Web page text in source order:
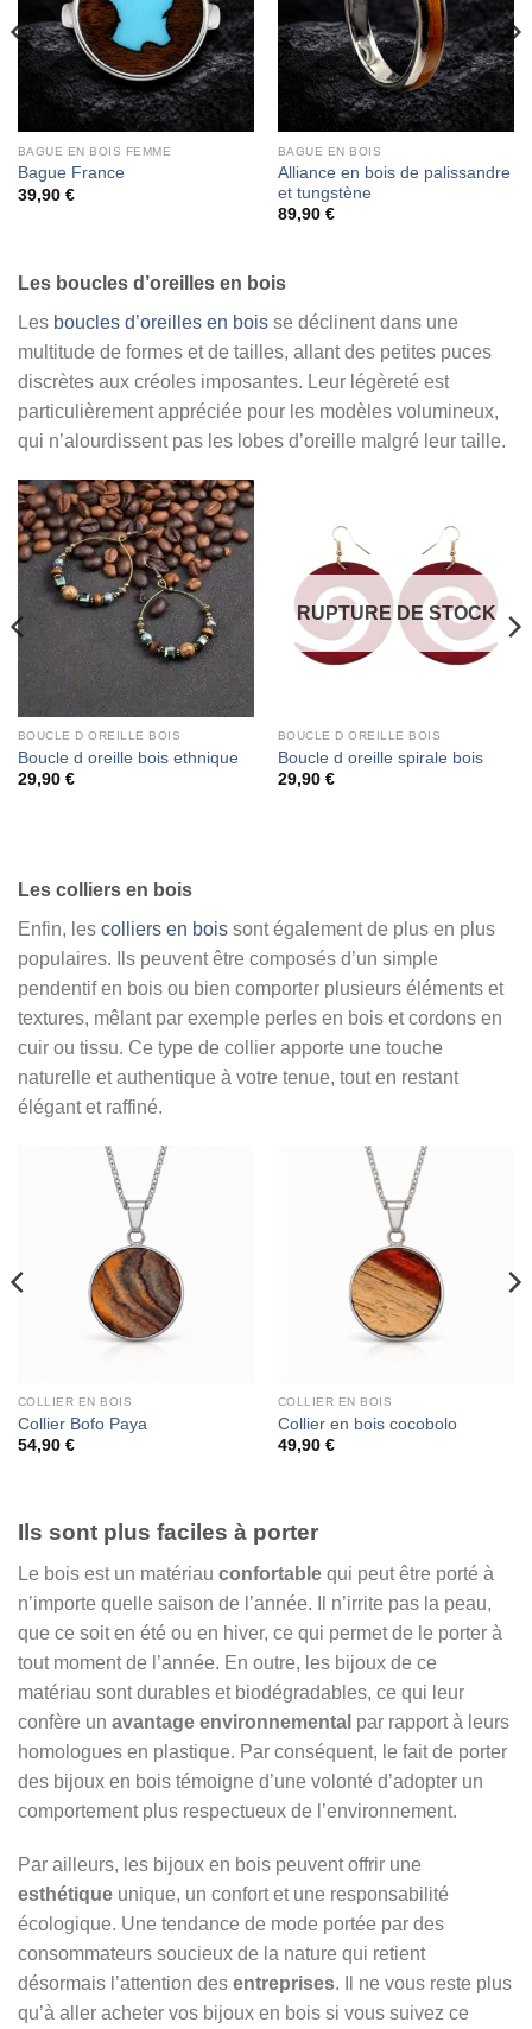
BAGUE EN BOIS FEMME
Bague France
39,90 €
BAGUE EN BOIS
Alliance en bois de palissandre
et tungstène
89,90 €
Les boucles d’oreilles en bois
Les boucles d’oreilles en bois se déclinent dans une
multitude de formes et de tailles, allant des petites puces
discrètes aux créoles imposantes. Leur légèreté est
particulièrement appréciée pour les modèles volumineux,
qui n’alourdissent pas les lobes d’oreille malgré leur taille.
BOUCLE D OREILLE BOIS
Boucle d oreille bois ethnique
29,90 €
RUPTURE DE STOCK
BOUCLE D OREILLE BOIS
Boucle d oreille spirale bois
29,90 €
Les colliers en bois
Enfin, les colliers en bois sont également de plus en plus
populaires. Ils peuvent être composés d’un simple
pendentif en bois ou bien comporter plusieurs éléments et
textures, mêlant par exemple perles en bois et cordons en
cuir ou tissu. Ce type de collier apporte une touche
naturelle et authentique à votre tenue, tout en restant
élégant et raffiné.
COLLIER EN BOIS
Collier Bofo Paya
54,90 €
COLLIER EN BOIS
Collier en bois cocobolo
49,90 €
Ils sont plus faciles à porter
Le bois est un matériau confortable qui peut être porté à
n’importe quelle saison de l’année. Il n’irrite pas la peau,
que ce soit en été ou en hiver, ce qui permet de le porter à
tout moment de l’année. En outre, les bijoux de ce
matériau sont durables et biodégradables, ce qui leur
confère un avantage environnemental par rapport à leurs
homologues en plastique. Par conséquent, le fait de porter
des bijoux en bois témoigne d’une volonté d’adopter un
comportement plus respectueux de l’environnement.
Par ailleurs, les bijoux en bois peuvent offrir une
esthétique unique, un confort et une responsabilité
écologique. Une tendance de mode portée par des
consommateurs soucieux de la nature qui retient
désormais l’attention des entreprises. Il ne vous reste plus
qu’à aller acheter vos bijoux en bois si vous suivez ce